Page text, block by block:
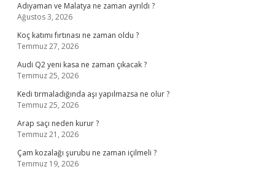
Adıyaman ve Malatya ne zaman ayrıldı ?
Ağustos 3, 2026
Koç katımı fırtınası ne zaman oldu ?
Temmuz 27, 2026
Audi Q2 yeni kasa ne zaman çıkacak ?
Temmuz 25, 2026
Kedi tırmaladığında aşı yapılmazsa ne olur ?
Temmuz 25, 2026
Arap saçı neden kurur ?
Temmuz 21, 2026
Çam kozalağı şurubu ne zaman içilmeli ?
Temmuz 19, 2026